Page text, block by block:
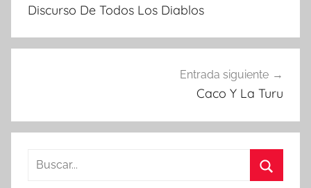
Discurso De Todos Los Diablos
Entrada siguiente
Caco Y La Turu
Buscar: